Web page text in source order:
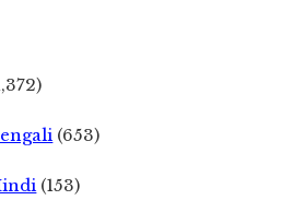
(653)
(153)